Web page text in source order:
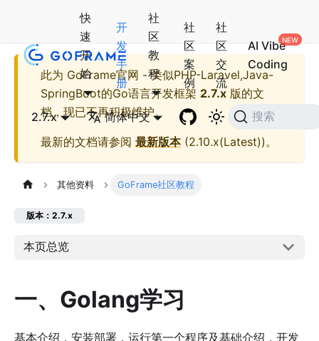
快
速
开
始
开
发
手
册
社
区
教
程
社
区
案
例
社
区
交
流
AI Vibe
Coding
2.7.x 简体中文 搜索
此为 GoFrame官网 - 类似PHP-Laravel,Java-
SpringBoot的Go语言开发框架 2.7.x 版的文
档，现已不再积极维护。
最新的文档请参阅 最新版本(2.10.x(Latest))。
其他资料 GoFrame社区教程
版本：2.7.x
本页总览
一、Golang学习
基本介绍，安装部署，运行第一个程序及基础介绍，开发